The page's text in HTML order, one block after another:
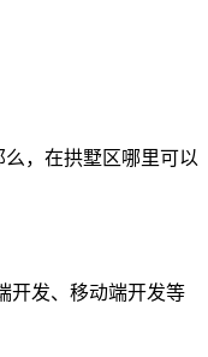
，在拱墅区哪里可以
开发、移动端开发等